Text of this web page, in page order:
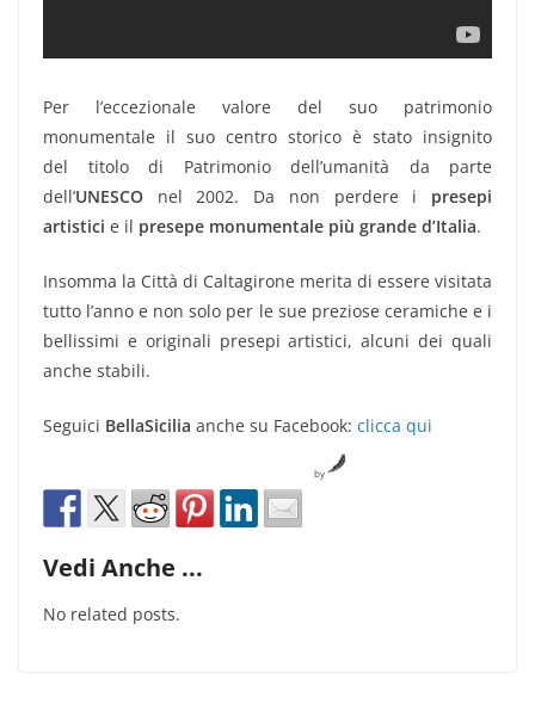
Per l’eccezionale valore del suo patrimonio
monumentale il suo centro storico è stato insignito
del titolo di Patrimonio dell’umanità da parte
dell’UNESCO nel 2002. Da non perdere i presepi
artistici e il presepe monumentale più grande d’Italia.
Insomma la Città di Caltagirone merita di essere visitata
tutto l’anno e non solo per le sue preziose ceramiche e i
bellissimi e originali presepi artistici, alcuni dei quali
anche stabili.
Seguici BellaSicilia anche su Facebook: clicca qui
by
Vedi Anche ...
No related posts.